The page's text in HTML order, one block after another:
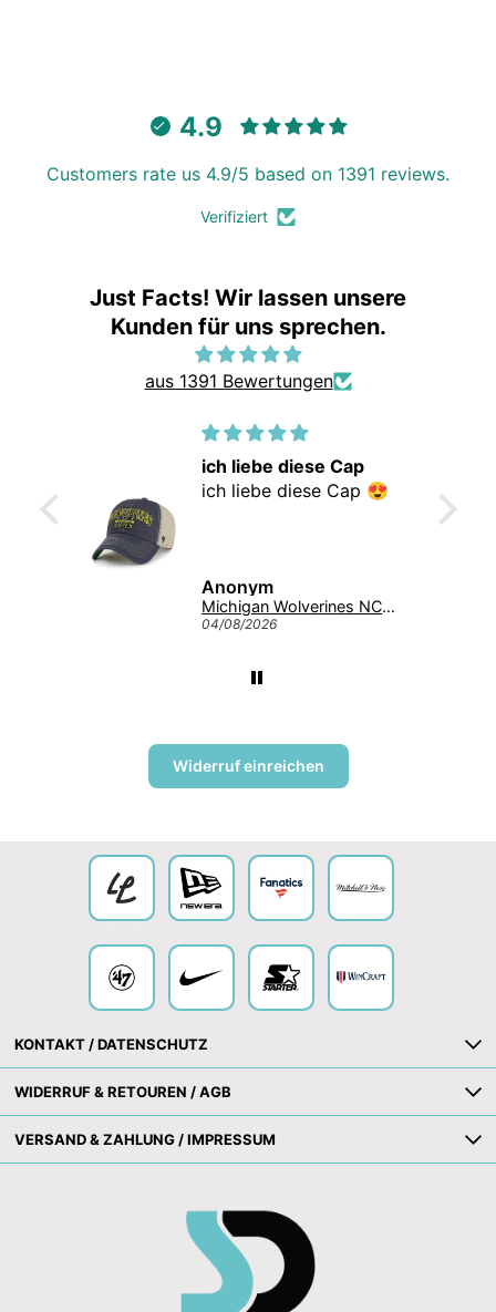
4.9
Customers rate us 4.9/5 based on 1391 reviews.
Verifiziert
Just Facts! Wir lassen unsere
Kunden für uns sprechen.
aus 1391 Bewertungen
ich liebe diese Cap
ich liebe diese Cap 😍
Anonym
Michigan Wolverines NCAA Tuscaloosa Trawler ’47 CLEAN UP College Cap Navy
04/08/2026
Widerruf einreichen
KONTAKT / DATENSCHUTZ
WIDERRUF & RETOUREN / AGB
VERSAND & ZAHLUNG / IMPRESSUM